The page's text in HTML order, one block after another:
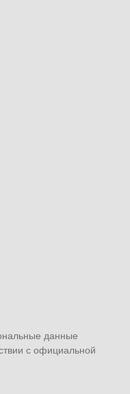
данные
с официальной